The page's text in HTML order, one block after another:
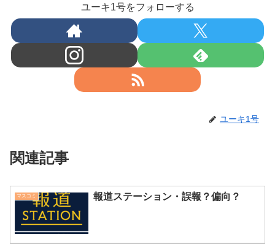
ユーキ1号をフォローする
ユーキ1号
関連記事
マスコミ 報道ステーション・誤報？偏向？